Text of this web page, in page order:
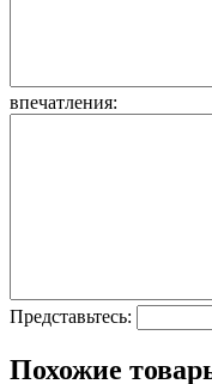
впечатления:
Представьтесь:
Похожие